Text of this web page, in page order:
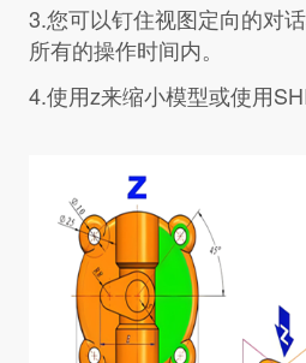
3.您可以钉住视图定向的对
所有的操作时间内。
4.使用z来缩小模型或使用